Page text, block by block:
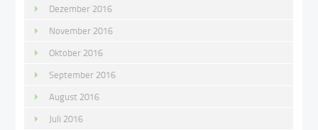
Dezember 2016
November 2016
Oktober 2016
September 2016
August 2016
Juli 2016